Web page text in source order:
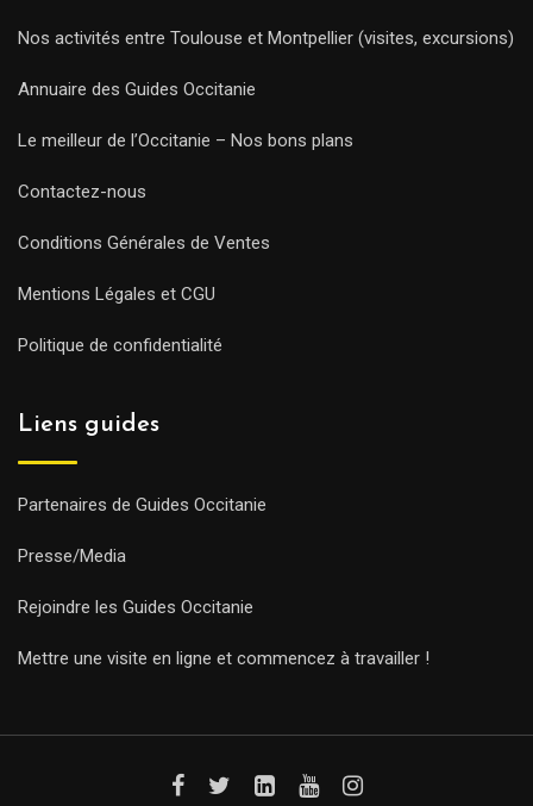
Nos activités entre Toulouse et Montpellier (visites, excursions)
Annuaire des Guides Occitanie
Le meilleur de l’Occitanie – Nos bons plans
Contactez-nous
Conditions Générales de Ventes
Mentions Légales et CGU
Politique de confidentialité
Liens guides
Partenaires de Guides Occitanie
Presse/Media
Rejoindre les Guides Occitanie
Mettre une visite en ligne et commencez à travailler !